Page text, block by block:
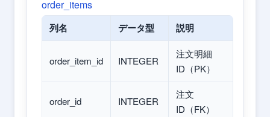
order_items
列名 データ型 説明
order_item_id INTEGER
注文明細
ID（PK）
order_id INTEGER
注文
ID（FK）